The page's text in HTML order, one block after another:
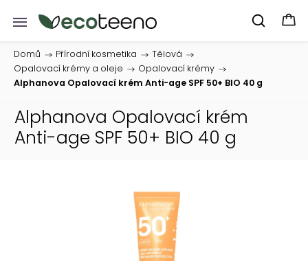
Domů / Přírodní kosmetika / Tělová /
Opalovací krémy a oleje / Opalovací krémy /
Alphanova Opalovací krém Anti-age SPF 50+ BIO 40 g
Alphanova Opalovací krém
Anti-age SPF 50+ BIO 40 g